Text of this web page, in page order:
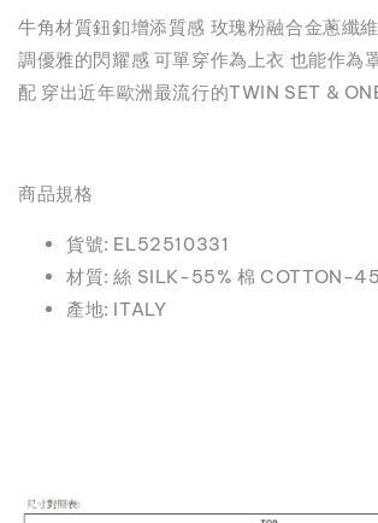
牛角材質鈕釦增添質感 玫瑰粉融合金蔥纖
調優雅的閃耀感 可單穿作為上衣 也能作為
配 穿出近年歐洲最流行的TWIN SET &
商品規格
貨號: EL52510331
材質: 絲 SILK-55% 棉 COTTON-
產地: ITALY